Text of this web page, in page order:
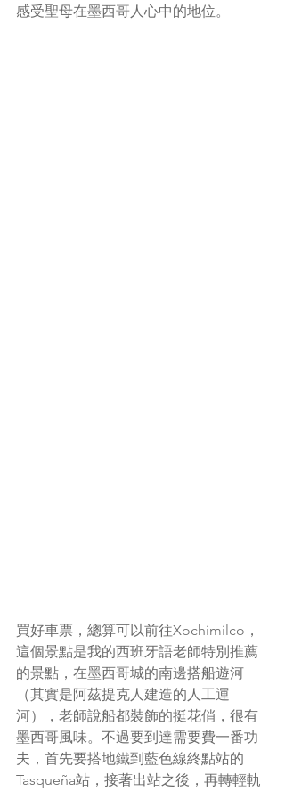
感受聖母在墨西哥人心中的地位。
買好車票，總算可以前往Xochimilco，
這個景點是我的西班牙語老師特別推薦
的景點，在墨西哥城的南邊搭船遊河
（其實是阿茲提克人建造的人工運
河），老師說船都裝飾的挺花俏，很有
墨西哥風味。不過要到達需要費一番功
夫，首先要搭地鐵到藍色線終點站的
Tasqueña站，接著出站之後，再轉輕軌